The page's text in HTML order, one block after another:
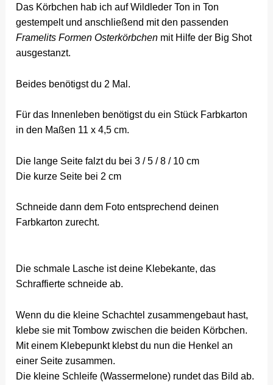
Das Körbchen hab ich auf Wildleder Ton in Ton
gestempelt und anschließend mit den passenden
Framelits Formen Osterkörbchen mit Hilfe der Big Shot
ausgestanzt.
Beides benötigst du 2 Mal.
Für das Innenleben benötigst du ein Stück Farbkarton
in den Maßen 11 x 4,5 cm.
Die lange Seite falzt du bei 3 / 5 / 8 / 10 cm
Die kurze Seite bei 2 cm
Schneide dann dem Foto entsprechend deinen
Farbkarton zurecht.
Die schmale Lasche ist deine Klebekante, das
Schraffierte schneide ab.
Wenn du die kleine Schachtel zusammengebaut hast,
klebe sie mit Tombow zwischen die beiden Körbchen.
Mit einem Klebepunkt klebst du nun die Henkel an
einer Seite zusammen.
Die kleine Schleife (Wassermelone) rundet das Bild ab.